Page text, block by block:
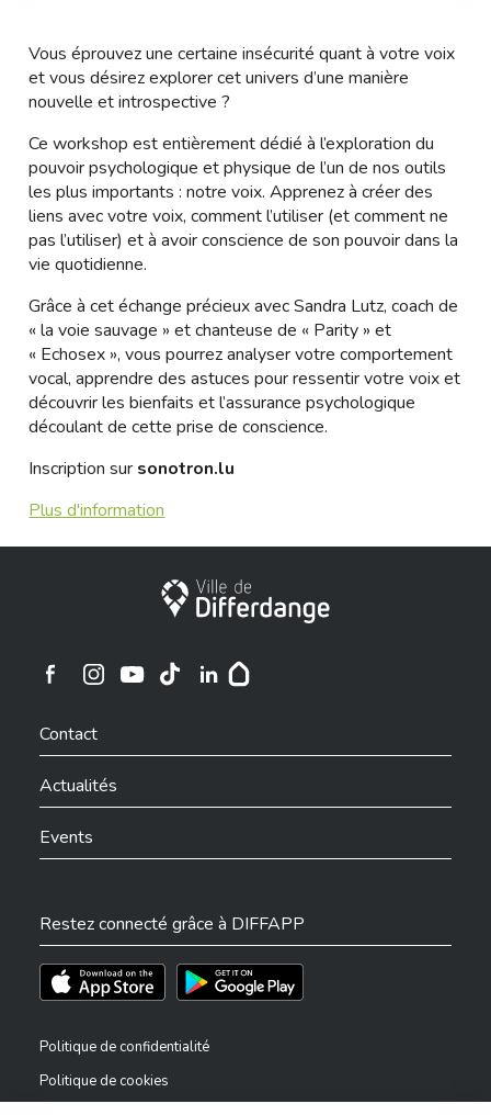
Vous éprouvez une certaine insécurité quant à votre voix
et vous désirez explorer cet univers d’une manière
nouvelle et introspective ?
Ce workshop est entièrement dédié à l’exploration du
pouvoir psychologique et physique de l’un de nos outils
les plus importants : notre voix. Apprenez à créer des
liens avec votre voix, comment l’utiliser (et comment ne
pas l’utiliser) et à avoir conscience de son pouvoir dans la
vie quotidienne.
Grâce à cet échange précieux avec Sandra Lutz, coach de
« la voie sauvage » et chanteuse de « Parity » et
« Echosex », vous pourrez analyser votre comportement
vocal, apprendre des astuces pour ressentir votre voix et
découvrir les bienfaits et l’assurance psychologique
découlant de cette prise de conscience.
Inscription sur sonotron.lu
Plus d'information
Ville de Differdange
Ville de Differdange sur Instagram
Contact
Actualités
Events
Restez connecté grâce à DIFFAPP
Téléchargez l'app sur l'App StoreTéléchargez l'app sur Play Store
Politique de confidentialité
Politique de cookies